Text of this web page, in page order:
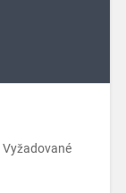
Vyžadované